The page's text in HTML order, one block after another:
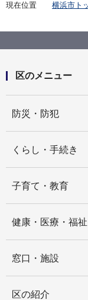
現在位置 横浜市ト
区のメニュー
防災・防犯
くらし・手続き
子育て・教育
健康・医療・福祉
窓口・施設
区の紹介